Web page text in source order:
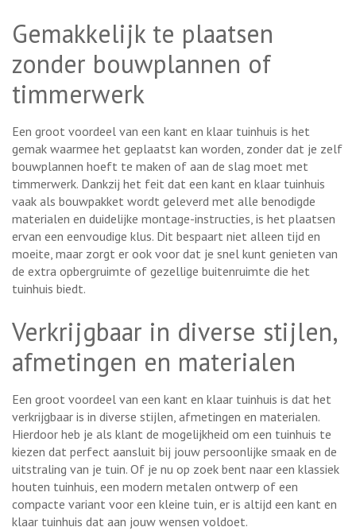
Gemakkelijk te plaatsen
zonder bouwplannen of
timmerwerk
Een groot voordeel van een kant en klaar tuinhuis is het
gemak waarmee het geplaatst kan worden, zonder dat je zelf
bouwplannen hoeft te maken of aan de slag moet met
timmerwerk. Dankzij het feit dat een kant en klaar tuinhuis
vaak als bouwpakket wordt geleverd met alle benodigde
materialen en duidelijke montage-instructies, is het plaatsen
ervan een eenvoudige klus. Dit bespaart niet alleen tijd en
moeite, maar zorgt er ook voor dat je snel kunt genieten van
de extra opbergruimte of gezellige buitenruimte die het
tuinhuis biedt.
Verkrijgbaar in diverse stijlen,
afmetingen en materialen
Een groot voordeel van een kant en klaar tuinhuis is dat het
verkrijgbaar is in diverse stijlen, afmetingen en materialen.
Hierdoor heb je als klant de mogelijkheid om een tuinhuis te
kiezen dat perfect aansluit bij jouw persoonlijke smaak en de
uitstraling van je tuin. Of je nu op zoek bent naar een klassiek
houten tuinhuis, een modern metalen ontwerp of een
compacte variant voor een kleine tuin, er is altijd een kant en
klaar tuinhuis dat aan jouw wensen voldoet.